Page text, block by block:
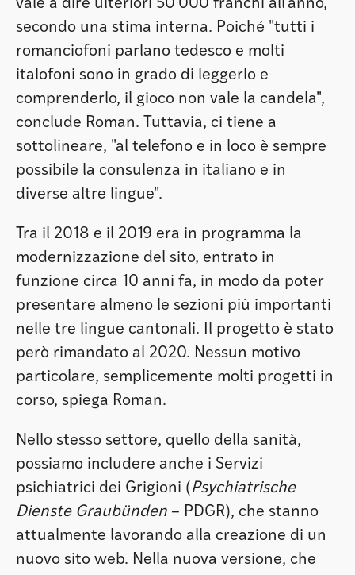
vale a dire ulteriori 50'000 franchi all'anno,
secondo una stima interna. Poiché "tutti i
romanciofoni parlano tedesco e molti
italofoni sono in grado di leggerlo e
comprenderlo, il gioco non vale la candela",
conclude Roman. Tuttavia, ci tiene a
sottolineare, "al telefono e in loco è sempre
possibile la consulenza in italiano e in
diverse altre lingue".
Tra il 2018 e il 2019 era in programma la
modernizzazione del sito, entrato in
funzione circa 10 anni fa, in modo da poter
presentare almeno le sezioni più importanti
nelle tre lingue cantonali. Il progetto è stato
però rimandato al 2020. Nessun motivo
particolare, semplicemente molti progetti in
corso, spiega Roman.
Nello stesso settore, quello della sanità,
possiamo includere anche i Servizi
psichiatrici dei Grigioni ( Psychiatrische
Dienste Graubünden – PDGR), che stanno
attualmente lavorando alla creazione di un
nuovo sito web. Nella nuova versione, che